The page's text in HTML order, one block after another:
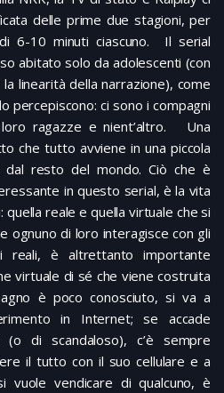
delle prime due stagioni, per
6-10 minuti ciascuno. Il serial
abitato solo da adolescenti (con
linearità della narrazione), come
percepiscono: ci sono i compagni
ragazze e nient’altro. Una
che tutto avviene in una piccola
dal resto del mondo. Ciò che è
in questo serial, è la vita
reale e quella virtuale che si
ognuno di loro interagisce con gli
reali, è altrettanto importante
virtuale di sé che viene costruita
è poco conosciuto, si va a
in Internet; se accade
di scandaloso), c’è sempre
il tutto con il suo cellulare e a
vuole vendicare di qualcuno, è